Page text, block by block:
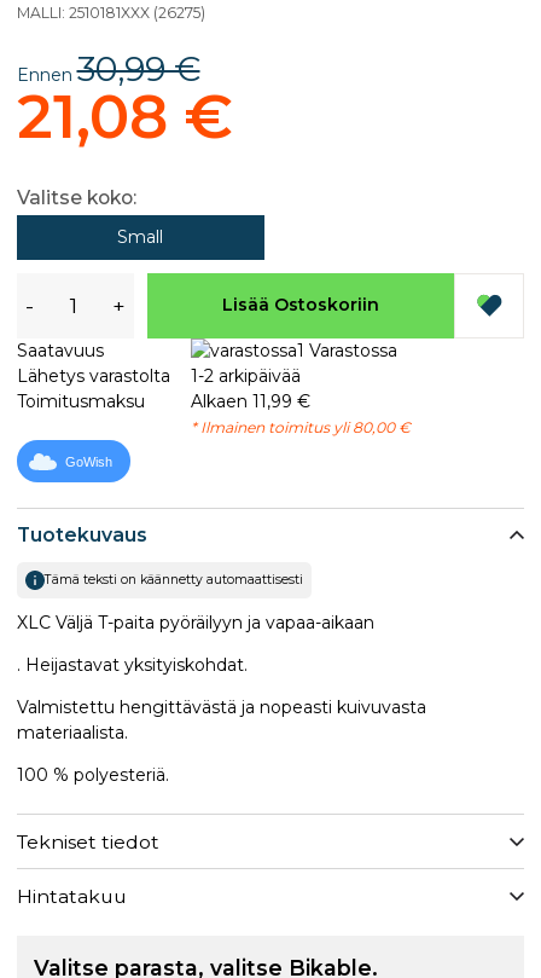
Tuotekuvaus
Tämä teksti on käännetty automaattisesti
XLC Väljä T-paita pyöräilyyn ja vapaa-aikaan
. Heijastavat yksityiskohdat.
Valmistettu hengittävästä ja nopeasti kuivuvasta
materiaalista.
100 % polyesteriä.
Tekniset tiedot
Hintatakuu
MALLI: 2510181XXX (26275)
Ennen 30,99 €
21,08 €
Valitse koko:
Small
- + Lisää Ostoskoriin
Saatavuus
1 Varastossa
Lähetys varastolta
1-2 arkipäivää
Toimitusmaksu
Alkaen 11,99 €
* Ilmainen toimitus yli 80,00 €
GoWish
Valitse parasta, valitse Bikable.